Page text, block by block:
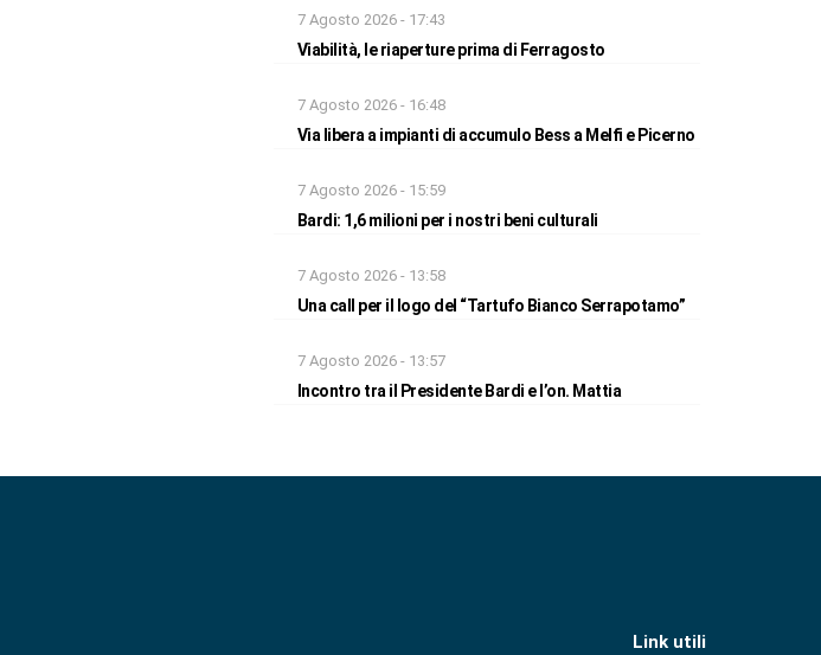
7 Agosto 2026 - 17:43
Viabilità, le riaperture prima di Ferragosto
7 Agosto 2026 - 16:48
Via libera a impianti di accumulo Bess a Melfi e Picerno
7 Agosto 2026 - 15:59
Bardi: 1,6 milioni per i nostri beni culturali
7 Agosto 2026 - 13:58
Una call per il logo del “Tartufo Bianco Serrapotamo”
7 Agosto 2026 - 13:57
Incontro tra il Presidente Bardi e l’on. Mattia
Link utili